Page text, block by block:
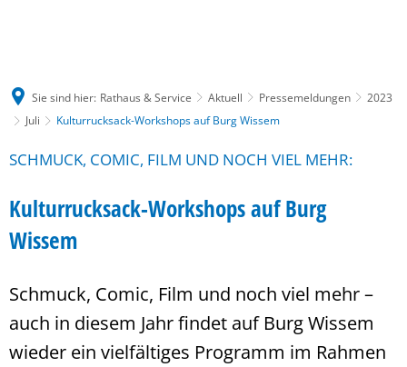
Sie sind hier: Rathaus & Service Aktuell Pressemeldungen
2023
Juli
Kulturrucksack-Workshops auf Burg Wissem
SCHMUCK, COMIC, FILM UND NOCH VIEL MEHR:
Kulturrucksack-Workshops auf Burg
Wissem
Schmuck, Comic, Film und noch viel mehr –
auch in diesem Jahr findet auf Burg Wissem
wieder ein vielfältiges Programm im Rahmen